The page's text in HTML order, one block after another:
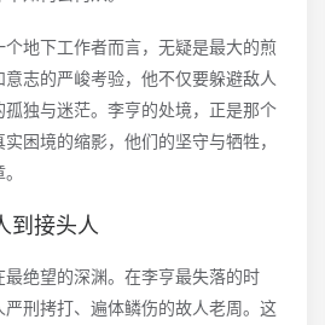
地下工作者而言，无疑是最大的煎
志的严峻考验，他不仅要躲避敌人
独与迷茫。李亨的处境，正是那个
困境的缩影，他们的坚守与牺牲，
到接头人
绝望的深渊。在李亨最失落的时
刑拷打、遍体鳞伤的故人老周。这